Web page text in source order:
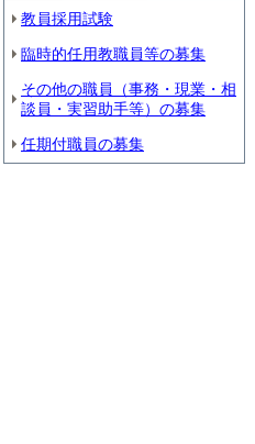
教員採用試験
臨時的任用教職員等の募集
その他の職員（事務・現業・相
談員・実習助手等）の募集
任期付職員の募集